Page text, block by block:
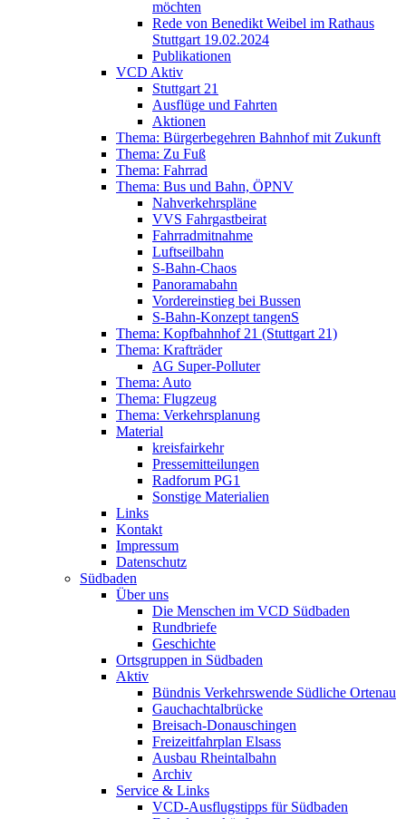
möchten
Rede von Benedikt Weibel im Rathaus
Stuttgart 19.02.2024
Publikationen
VCD Aktiv
Stuttgart 21
Ausflüge und Fahrten
Aktionen
Thema: Bürgerbegehren Bahnhof mit Zukunft
Thema: Zu Fuß
Thema: Fahrrad
Thema: Bus und Bahn, ÖPNV
Nahverkehrspläne
VVS Fahrgastbeirat
Fahrradmitnahme
Luftseilbahn
S-Bahn-Chaos
Panoramabahn
Vordereinstieg bei Bussen
S-Bahn-Konzept tangenS
Thema: Kopfbahnhof 21 (Stuttgart 21)
Thema: Krafträder
AG Super-Polluter
Thema: Auto
Thema: Flugzeug
Thema: Verkehrsplanung
Material
kreisfairkehr
Pressemitteilungen
Radforum PG1
Sonstige Materialien
Links
Kontakt
Impressum
Datenschutz
Südbaden
Über uns
Die Menschen im VCD Südbaden
Rundbriefe
Geschichte
Ortsgruppen in Südbaden
Aktiv
Bündnis Verkehrswende Südliche Ortenau
Gauchachtalbrücke
Breisach-Donauschingen
Freizeitfahrplan Elsass
Ausbau Rheintalbahn
Archiv
Service & Links
VCD-Ausflugstipps für Südbaden